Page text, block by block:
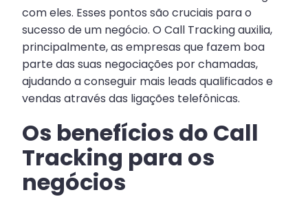
com eles. Esses pontos são cruciais para o
sucesso de um negócio. O Call Tracking auxilia,
principalmente, as empresas que fazem boa
parte das suas negociações por chamadas,
ajudando a conseguir mais leads qualificados e
vendas através das ligações telefônicas.
Os benefícios do Call
Tracking para os
negócios